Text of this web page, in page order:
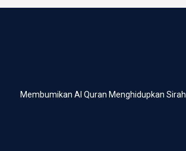
Membumikan Al Quran Menghidupkan Sirah